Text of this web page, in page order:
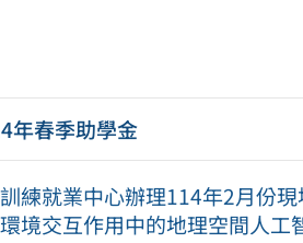
年春季助學金
練就業中心辦理114年2月份
境交互作用中的地理空間人工